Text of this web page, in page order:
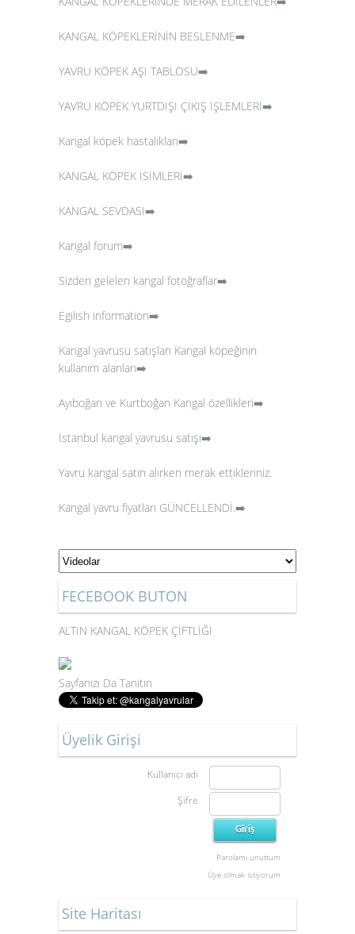
KANGAL KÖPEKLERİNİN BESLENME➡️
YAVRU KÖPEK AŞI TABLOSU➡️
YAVRU KÖPEK YURTDIŞI ÇIKIŞ İŞLEMLERİ➡️
Kangal köpek hastalıkları➡️
KANGAL KÖPEK İSİMLERİ➡️
KANGAL SEVDASI➡️
Kangal forum➡️
Sizden gelelen kangal fotoğraflar➡️
Egilish information➡️
Kangal yavrusu satışları Kangal köpeğinin
kullanım alanları➡️
Ayıboğan ve Kurtboğan Kangal özellikleri➡️
İstanbul kangal yavrusu satışı➡️
Yavru kangal satın alırken merak ettikleriniz.
Kangal yavru fiyatları GÜNCELLENDİ.➡️
FECEBOOK BUTON
ALTIN KANGAL KÖPEK ÇİFTLİĞİ
Sayfanızı Da Tanıtın
Üyelik Girişi
Kullanıcı adı
Şifre
Parolamı unuttum
Üye olmak istiyorum
Site Haritası